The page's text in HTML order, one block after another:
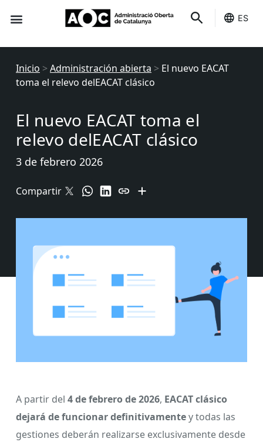
ES
Inicio >Administración abierta > El nuevo EACAT
toma el relevo delEACAT clásico
El nuevo EACAT toma el
relevo delEACAT clásico
3 de febrero 2026
Compartir
A partir del 4 de febrero de 2026, EACAT clásico
dejará de funcionar definitivamentey todas las
gestiones deberán realizarse exclusivamente desde